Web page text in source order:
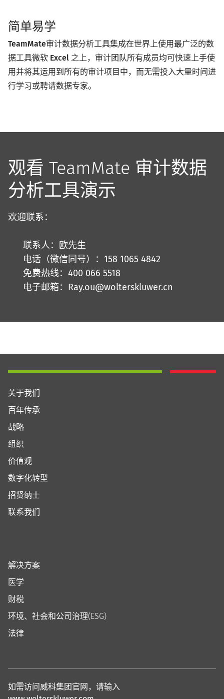
简单易学
TeamMate审计数据分析工具集成在世界上使用最广泛的数
据工具微软 Excel 之上，审计团队所有成员均可快速上手使
用并将其运用到所有的审计项目中，而无需投入大量时间进
行学习或聘请数据专家。
观看 TeamMate 审计数据
分析工具演示
欢迎联系：
联系人：欧先生
电话（微信同号）：158 1065 4842
免费热线：400 066 5518
电子邮箱：Ray.ou@wolterskluwer.cn
关于我们
百年传承
战略
组织
价值观
数字化转型
招贤纳士
联系我们
解决方案
医学
财税
环境、社会和公司治理(ESG)
法律
如需访问威科集团官网，请输入